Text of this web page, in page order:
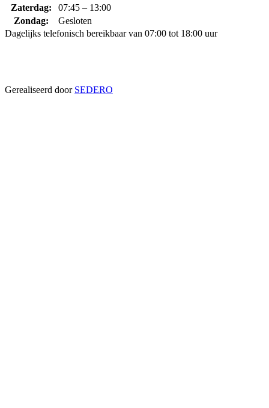
Zaterdag:
07:45 – 13:00
Zondag:
Gesloten
Dagelijks telefonisch bereikbaar van 07:00 tot 18:00 uur
Gerealiseerd door SEDERO